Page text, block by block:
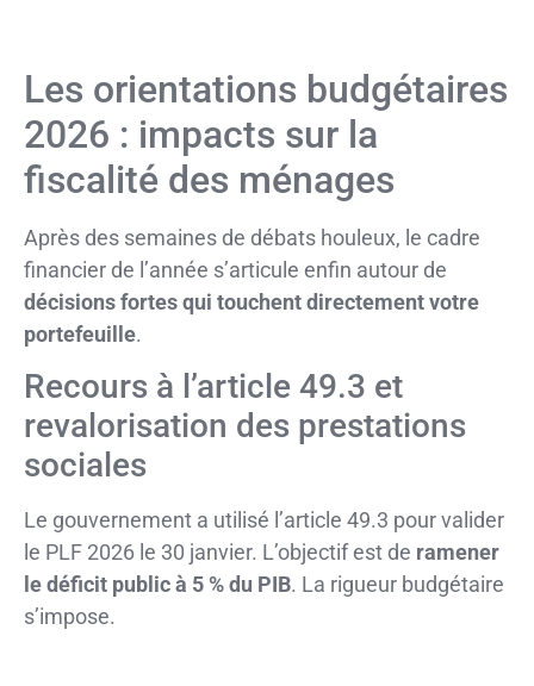
Les orientations budgétaires
2026 : impacts sur la
fiscalité des ménages
Après des semaines de débats houleux, le cadre
financier de l’année s’articule enfin autour de
décisions fortes qui touchent directement votre
portefeuille.
Recours à l’article 49.3 et
revalorisation des prestations
sociales
Le gouvernement a utilisé l’article 49.3 pour valider
le PLF 2026 le 30 janvier. L’objectif est de ramener
le déficit public à 5 % du PIB. La rigueur budgétaire
s’impose.